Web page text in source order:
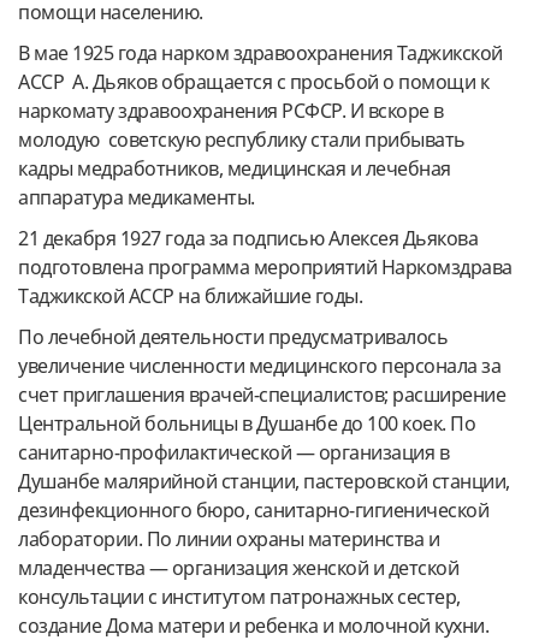
помощи населению.
В мае 1925 года нарком здравоохранения Таджикской
АССР А. Дьяков обращается с просьбой о помощи к
наркомату здравоохранения РСФСР. И вскоре в
молодую советскую республику стали прибывать
кадры медработников, медицинская и лечебная
аппаратура медикаменты.
21 декабря 1927 года за подписью Алексея Дьякова
подготовлена программа мероприятий Наркомздрава
Таджикской АССР на ближайшие годы.
По лечебной деятельности предусматривалось
увеличение численности медицинского персонала за
счет приглашения врачей-специалистов; расширение
Центральной больницы в Душанбе до 100 коек. По
санитарно-профилактической — организация в
Душанбе малярийной станции, пастеровской станции,
дезинфекционного бюро, санитарно-гигиенической
лаборатории. По линии охраны материнства и
младенчества — организация женской и детской
консультации с институтом патронажных сестер,
создание Дома матери и ребенка и молочной кухни.